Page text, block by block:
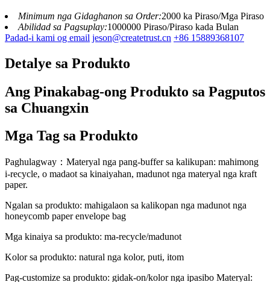
Minimum nga Gidaghanon sa Order:2000 ka Piraso/Mga Piraso
Abilidad sa Pagsuplay:1000000 Piraso/Piraso kada Bulan
Padad-i kami og email jeson@createtrust.cn +86 15889368107
Detalye sa Produkto
Ang Pinakabag-ong Produkto sa Pagputos
sa Chuangxin
Mga Tag sa Produkto
Paghulagway：Materyal nga pang-buffer sa kalikupan: mahimong
i-recycle, o madaot sa kinaiyahan, madunot nga materyal nga kraft
paper.
Ngalan sa produkto: mahigalaon sa kalikopan nga madunot nga
honeycomb paper envelope bag
Mga kinaiya sa produkto: ma-recycle/madunot
Kolor sa produkto: natural nga kolor, puti, itom
Pag-customize sa produkto: gidak-on/kolor nga ipasibo Materyal: